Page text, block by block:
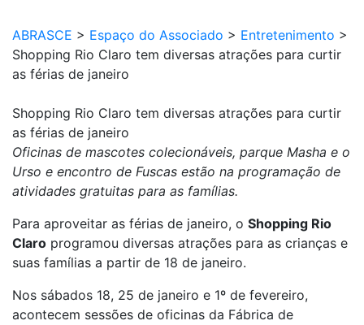
ABRASCE > Espaço do Associado > Entretenimento >
Shopping Rio Claro tem diversas atrações para curtir
as férias de janeiro
Shopping Rio Claro tem diversas atrações para curtir
as férias de janeiro
Oficinas de mascotes colecionáveis, parque Masha e o
Urso e encontro de Fuscas estão na programação de
atividades gratuitas para as famílias.
Para aproveitar as férias de janeiro, o Shopping Rio
Claro programou diversas atrações para as crianças e
suas famílias a partir de 18 de janeiro.
Nos sábados 18, 25 de janeiro e 1º de fevereiro,
acontecem sessões de oficinas da Fábrica de